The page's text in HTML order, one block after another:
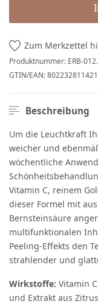
Zum Merkzettel
Produktnummer: ERB-
GTIN/EAN:
Beschreibung
Um die Leuchtkraft
weicher und
wöchentliche
Vitamin C, reinem
dieser Formel mit
Bernsteinsäure
multifunktionalen
Peeling-Effekts den
strahlender und
Wirkstoffe: Vitamin
und Extrakt aus